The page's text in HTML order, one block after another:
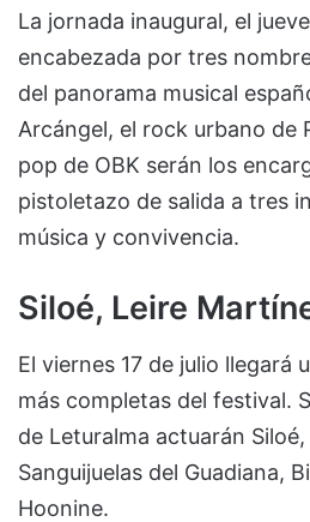
La jornada inaugural, el
encabezada por tres
del panorama musical
Arcángel, el rock urbano de
pop de OBK serán los
pistoletazo de salida a tres
música y convivencia.
Siloé, Leire
El viernes 17 de julio llegará
más completas del festival.
de Leturalma actuarán
Sanguijuelas del Guadiana,
Hoonine.